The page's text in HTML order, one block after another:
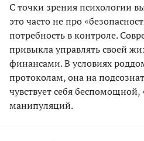
С точки зрения психологии
это часто не про
потребность в контроле.
привыкла управлять своей
финансами. В условиях
протоколам, она на
чувствует себя беспомощной,
манипуляций.